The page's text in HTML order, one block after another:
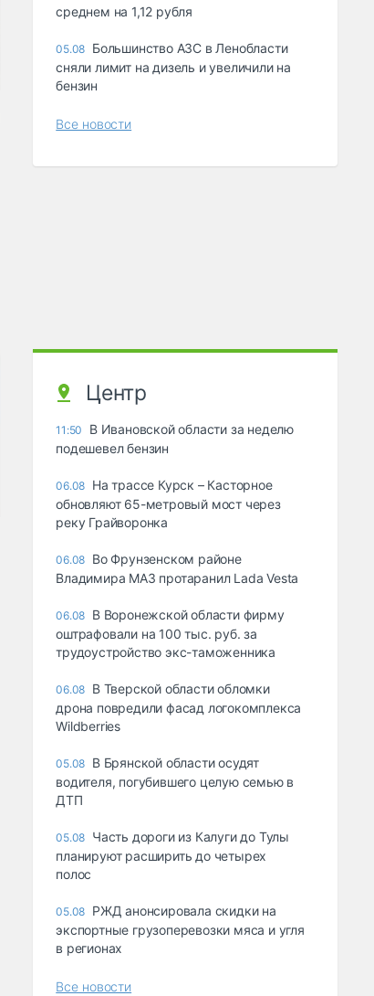
среднем на 1,12 рубля
05.08 Большинство АЗС в Ленобласти
сняли лимит на дизель и увеличили на
бензин
Все новости
Центр
11:50
В Ивановской области за неделю
подешевел бензин
06.08 На трассе Курск – Касторное
обновляют 65-метровый мост через
реку Грайворонка
06.08 Во Фрунзенском районе
Владимира МАЗ протаранил Lada Vesta
06.08 В Воронежской области фирму
оштрафовали на 100 тыс. руб. за
трудоустройство экс-таможенника
06.08 В Тверской области обломки
дрона повредили фасад логокомплекса
Wildberries
05.08 В Брянской области осудят
водителя, погубившего целую семью в
ДТП
05.08 Часть дороги из Калуги до Тулы
планируют расширить до четырех
полос
05.08 РЖД анонсировала скидки на
экспортные грузоперевозки мяса и угля
в регионах
Все новости